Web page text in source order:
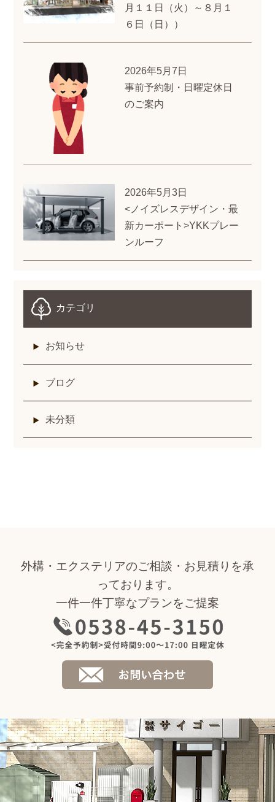
月１１日（火）～８月１
６日（日））
2026年5月7日
事前予約制・日曜定休日
のご案内
2026年5月3日
<ノイズレスデザイン・最
新カーポート>YKKプレー
ンルーフ
カテゴリ
お知らせ
ブログ
未分類
外構・エクステリアのご相談・お見積りを承
っております。
一件一件丁寧なプランをご提案